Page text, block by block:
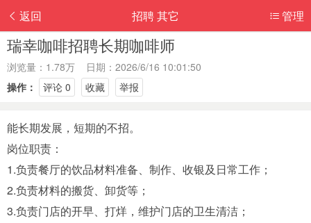
返回 管理
招聘 其它
瑞幸咖啡招聘长期咖啡师
浏览量：1.78万 日期：2026/6/16 10:01:50
操作：
评论 0 收藏 举报
能长期发展，短期的不招。
岗位职责：
1.负责餐厅的饮品材料准备、制作、收银及日常工作；
2.负责材料的搬货、卸货等；
3.负责门店的开早、打烊，维护门店的卫生清洁；